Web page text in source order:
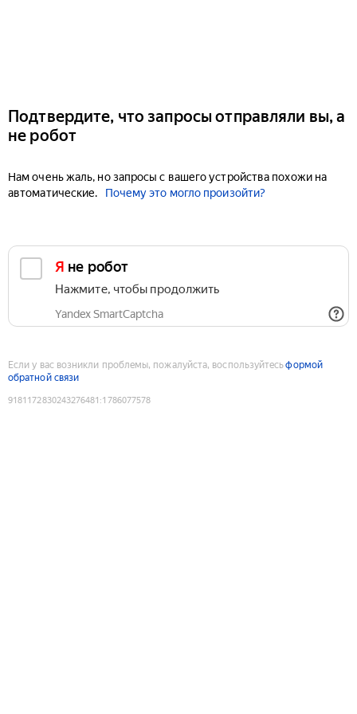
Подтвердите, что запросы отправляли вы, а
не робот
Нам очень жаль, но запросы с вашего устройства похожи на
автоматические.
Почему это могло произойти?
Я не робот
Нажмите, чтобы продолжить
Yandex SmartCaptcha
Если у вас возникли проблемы, пожалуйста, воспользуйтесьформой
обратной связи
9181172830243276481 :1786077578